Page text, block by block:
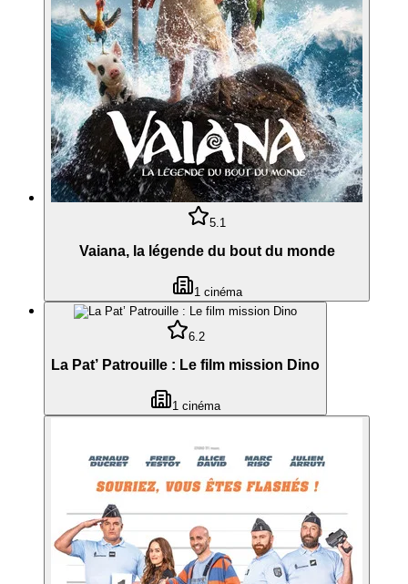
5.1
Vaiana, la légende du bout du monde
1 cinéma
6.2
La Pat’ Patrouille : Le film mission Dino
1 cinéma